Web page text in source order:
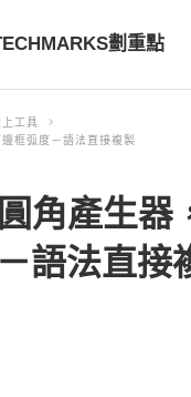
劃重點
上工具
框弧度－語法直接複製
角產生器
語法直接